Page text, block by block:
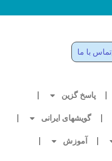
تماس با ما
پاسخ گزین
گویشهای ایرانی
آموزش